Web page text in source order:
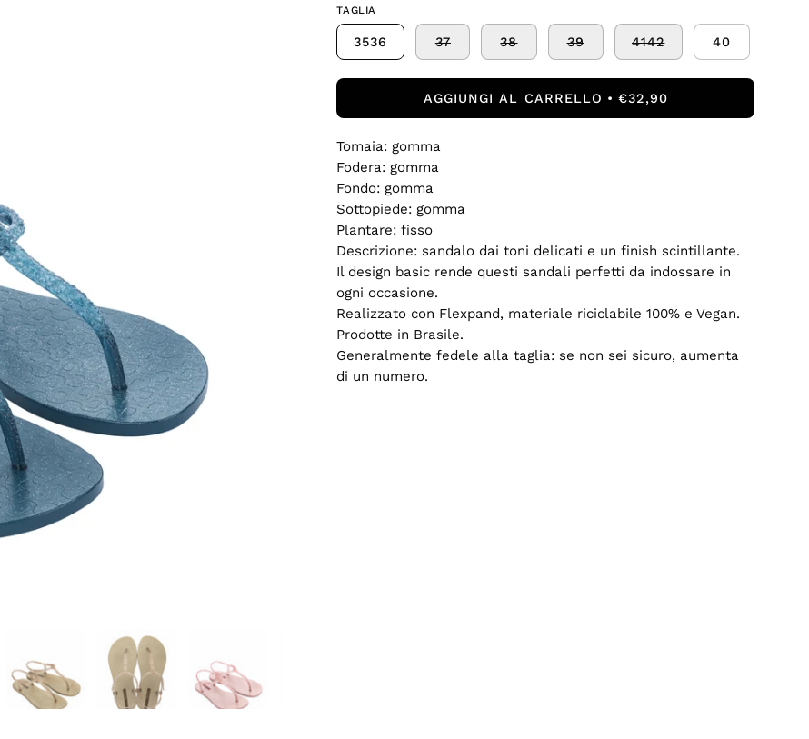
TAGLIA
3536 37 38 39 4142 40
AGGIUNGI AL CARRELLO €32,90
Tomaia: gomma
Fodera: gomma
Fondo: gomma
Sottopiede: gomma
Plantare: fisso
Descrizione: sandalo dai toni delicati e un finish scintillante.
Il design basic rende questi sandali perfetti da indossare in
ogni occasione.
Realizzato con Flexpand, materiale riciclabile 100% e Vegan.
Prodotte in Brasile.
Generalmente fedele alla taglia: se non sei sicuro, aumenta
di un numero.